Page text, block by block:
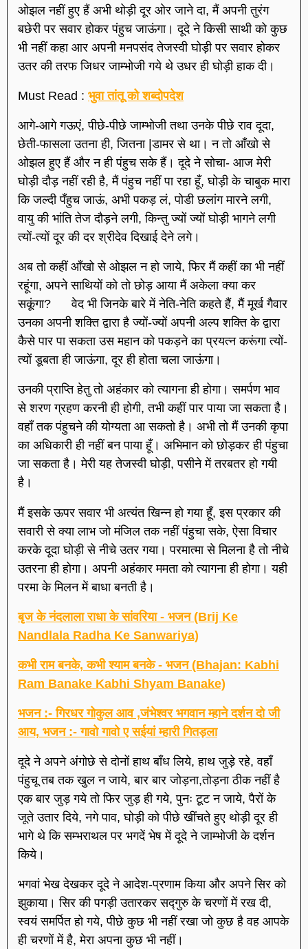
ओझल नहीं हुए हैं अभी थोड़ी दूर ओर जाने दा, मैं अपनी तुरंग
बछेरी पर सवार होकर पंहुच जाऊंगा। दूदे ने किसी साथी को कुछ
भी नहीं कहा आर अपनी मनपसंद तेजस्वी घोड़ी पर सवार होकर
उतर की तरफ जिधर जाम्भोजी गये थे उधर ही घोड़ी हाक दी।
Must Read : भुवा तांतू को शब्दोपदेश
आगे-आगे गऊएं, पीछे-पीछे जाम्भोजी तथा उनके पीछे राव दूदा,
छेती-फासला उतना ही, जितना |डामर से था। न तो आँखो से
ओझल हुए हैं और न ही पंहुच सके हैं। दूदे ने सोचा- आज मेरी
घोड़ी दौड़ नहीं रही है, मैं पंहुच नहीं पा रहा हूँ, घोड़ी के चाबुक मारा
कि जल्दी पँहुच जाऊं, अभी पकड़ लं, पोडी छलांग मारने लगी,
वायु की भांति तेज दौड़ने लगी, किन्तु ज्यों ज्यों घोड़ी भागने लगी
त्यों-त्यों दूर की दर श्रीदेव दिखाई देने लगे।
अब तो कहीं आँखो से ओझल न हो जाये, फिर मैं कहीं का भी नहीं
रहूंगा, अपने साथियों को तो छोड़ आया मैं अकेला क्या कर
सकूंगा? वेद भी जिनके बारे में नेति-नेति कहते हैं, मैं मूर्ख गैवार
उनका अपनी शक्ति द्वारा है ज्यों-ज्यों अपनी अल्प शक्ति के द्वारा
कैसे पार पा सकता उस महान को पकड़ने का प्रयत्न करूंगा त्यों-
त्यों डूबता ही जाऊंगा, दूर ही होता चला जाऊंगा।
उनकी प्राप्ति हेतु तो अहंकार को त्यागना ही होगा। समर्पण भाव
से शरण ग्रहण करनी ही होगी, तभी कहीं पार पाया जा सकता है।
वहाँ तक पंहुचने की योग्यता आ सकतो है। अभी तो मैं उनकी कृपा
का अधिकारी ही नहीं बन पाया हूँ। अभिमान को छोड़कर ही पंहुचा
जा सकता है। मेरी यह तेजस्वी घोड़ी, पसीने में तरबतर हो गयी
है।
मैं इसके ऊपर सवार भी अत्यंत खिन्न हो गया हूँ, इस प्रकार की
सवारी से क्या लाभ जो मंजिल तक नहीं पंहुचा सके, ऐसा विचार
करके दूदा घोड़ी से नीचे उतर गया। परमात्मा से मिलना है तो नीचे
उतरना ही होगा। अपनी अहंकार ममता को त्यागना ही होगा। यही
परमा के मिलन में बाधा बनती है।
बृज के नंदलाला राधा के सांवरिया - भजन (Brij Ke
Nandlala Radha Ke Sanwariya)
कभी राम बनके, कभी श्याम बनके - भजन (Bhajan: Kabhi
Ram Banake Kabhi Shyam Banake)
भजन :- गिरधर गोकुल आव ,जंभेश्वर भगवान म्हाने दर्शन दो जी
आय, भजन :- गावो गावो ए सईयां म्हारी गितड़ला
दूदे ने अपने अंगोछे से दोनों हाथ बाँध लिये, हाथ जुड़े रहे, वहाँ
पंहुचू तब तक खुल न जाये, बार बार जोड़ना,तोड़ना ठीक नहीं है
एक बार जुड़ गये तो फिर जुड़ ही गये, पुनः टूट न जाये, पैरों के
जूते उतार दिये, नगे पाव, घोड़ी को पीछे खींचते हुए थोड़ी दूर ही
भागे थे कि सम्भराथल पर भगदें भेष में दूदे ने जाम्भोजी के दर्शन
किये।
भगवां भेख देखकर दूदे ने आदेश-प्रणाम किया और अपने सिर को
झुकाया। सिर की पगड़ी उतारकर सद्गुरु के चरणों में रख दी,
स्वयं समर्पित हो गये, पीछे कुछ भी नहीं रखा जो कुछ है वह आपके
ही चरणों में है, मेरा अपना कुछ भी नहीं।